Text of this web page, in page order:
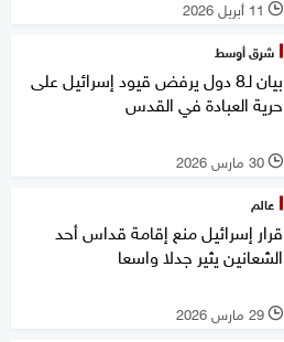
l 11 أبريل 2026
شرق أوسط
بيان لـ8 دول يرفض قيود إسرائيل على
حرية العبادة في القدس
l 30 مارس 2026
عالم
قرار إسرائيل منع إقامة قداس أحد
الشعانين يثير جدلا واسعا
l 29 مارس 2026